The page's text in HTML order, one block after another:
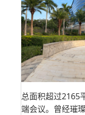
总面积超过2165
端会议。曾经璀